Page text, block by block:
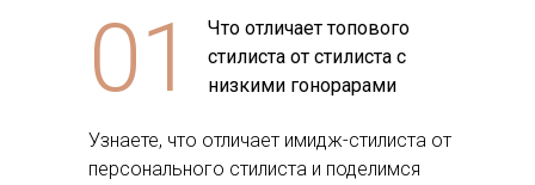
01
Узнаете, что отличает имидж-стилиста от
персонального стилиста и поделимся
Что отличает топового
стилиста от стилиста с
низкими гонорарами